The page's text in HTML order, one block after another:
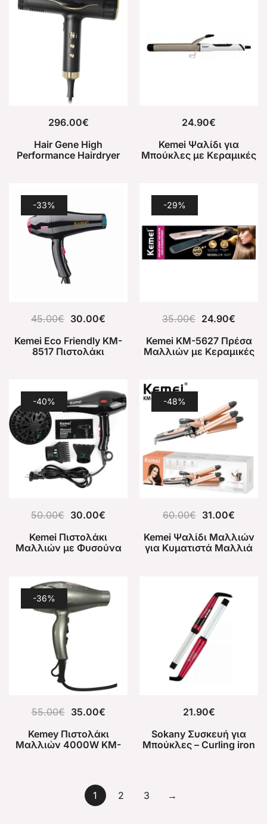
296.00€
Hair Gene High
Performance Hairdryer
24.90€
Kemei Ψαλίδι για
Μπούκλες με Κεραμικές
-33%
45.00€ 30.00€
Kemei Eco Friendly KM-
8517 Πιστολάκι
-29%
35.00€ 24.90€
Kemei KM-5627 Πρέσα
Μαλλιών με Κεραμικές
-40%
50.00€ 30.00€
Kemei Πιστολάκι
Μαλλιών με Φυσούνα
-48%
60.00€ 31.00€
Kemei Ψαλίδι Μαλλιών
για Κυματιστά Μαλλιά
-36%
55.00€ 35.00€
Kemey Πιστολάκι
Μαλλιών 4000W KM-
21.90€
Sokany Συσκευή για
Μπούκλες – Curling iron
1 2 3 →